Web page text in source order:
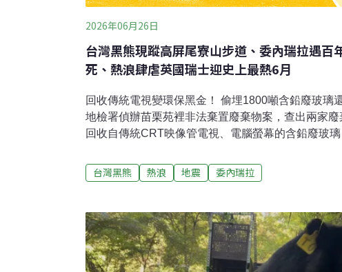
2026年06月26日
台灣黑熊現蹤高屏尾寮山步道、委內瑞拉遇百
死、熱浪肆虐英國瑞士迎史上最熱6月
回收傳統電視變環保黑金！ 偷埋1800噸含鉛廢玻璃
地檢署偵辦苗栗苑裡非法棄置廢棄物案，查出兩家
回收自傳統CRT映像管電視、電腦螢幕的含鉛廢玻
涉嫌虛報回收再利用比例，詐領環境部補助款逾3.8
理法及詐欺等罪嫌偵結起訴。（自由時報報導）黑熊
友目擊台灣黑熊蹤跡，近日林保署屏東分署透過紅
山東側登山口至三角點間（約海拔1250公尺處），
30日活動的影像照片，提醒民眾入山時要提高警覺
示，台灣黑熊是保育類野生動物，近年活動範圍逐
台灣黑熊 熱浪 地震 委內瑞拉